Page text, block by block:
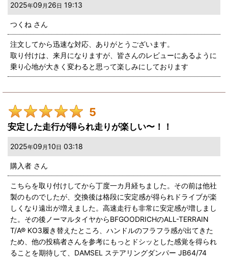
2025年09 月 26 日 19:13
つくね さん
注文してから迅速な対応、ありがとうございます。
取り付けは、来月になりますが、皆さんのレビューにあるように
乗り心地が大きく変わると思って楽しみにしております
5
安定した走行が得られ走りが楽しい〜！！
2025年09 月 10 日 03:18
購入者 さん
こちらを取り付けしてから丁度一カ月経ちました。その前は他社
製のものでしたが、交換後は格段に安定感が得られドライブが楽
しくなり遠出が増えました。高速走行も非常に安定感が増しまし
た。その後ノーマルタイヤからBFGOODRICHのALL-TERRAIN
T/A® KO3履き替えたところ、ハンドルのフラフラ感が出てきた
ため、他の投稿者さんを参考にもっとドシッとした感覚を得られ
ることを期待して、DAMSEL ステアリングダンパー JB64/74